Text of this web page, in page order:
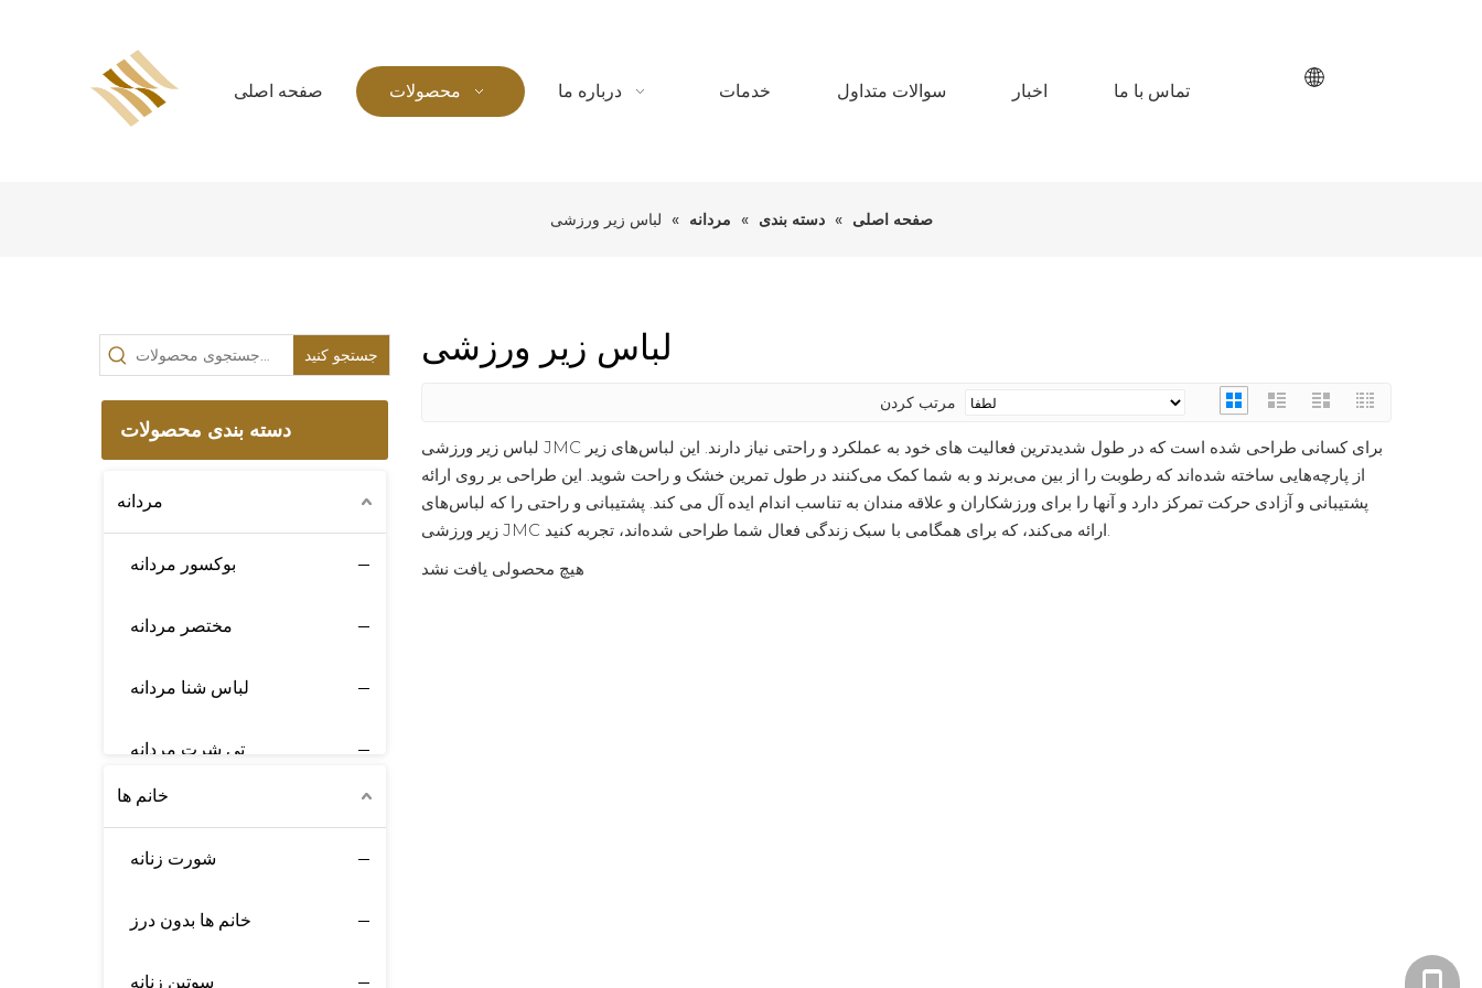
صفحه اصلی محصولات درباره ما خدمات سوالات متداول اخبار تماس با ما
صفحه اصلی » دسته بندی » مردانه » لباس زیر ورزشی
جستجو کنید
دسته بندی محصولات
مردانه
بوکسور مردانه
مختصر مردانه
لباس شنا مردانه
تی شرت مردانه
لباس راحتی مردانه
لباس زیر ورزشی
لباس زیر حرارتی
خانم ها
شورت زنانه
خانم ها بدون درز
سوتین زنانه
لباس زیر ورزشی
لباس زیر ورزشی JMC برای کسانی طراحی شده است که در طول شدیدترین فعالیت های خود به عملکرد و راحتی نیاز دارند. این لباس‌های زیر
از پارچه‌هایی ساخته شده‌اند که رطوبت را از بین می‌برند و به شما کمک می‌کنند در طول تمرین خشک و راحت شوید. این طراحی بر روی ارائه
پشتیبانی و آزادی حرکت تمرکز دارد و آنها را برای ورزشکاران و علاقه مندان به تناسب اندام ایده آل می کند. پشتیبانی و راحتی را که لباس‌های
زیر ورزشی JMC ارائه می‌کند، که برای همگامی با سبک زندگی فعال شما طراحی شده‌اند، تجربه کنید.
هیچ محصولی یافت نشد